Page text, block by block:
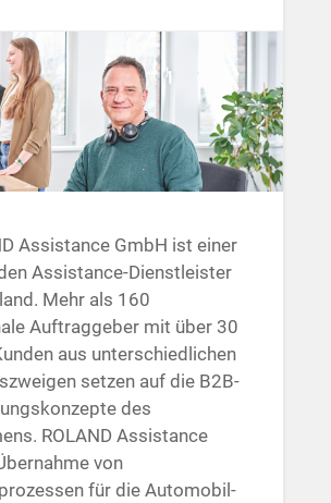
Assistance GmbH ist einer
Assistance-Dienstleister
Mehr als 160
Auftraggeber mit über 30
aus unterschiedlichen
setzen auf die B2B-
des
ROLAND Assistance
von
für die Automobil-